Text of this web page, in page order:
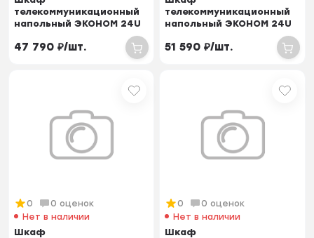
телекоммуникационный
напольный ЭКОНОМ 24U
стекло, двер...
47 790 ₽/шт.
телекоммуникационный
напольный ЭКОНОМ 24U
стекло, две...
51 590 ₽/шт.
0
0 оценок
Нет в наличии
Шкаф
0
0 оценок
Нет в наличии
Шкаф